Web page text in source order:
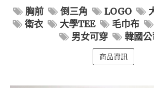
胸前 倒三角 LOGO
衛衣
大學TEE 毛巾布
男女可穿
韓國
商品資訊